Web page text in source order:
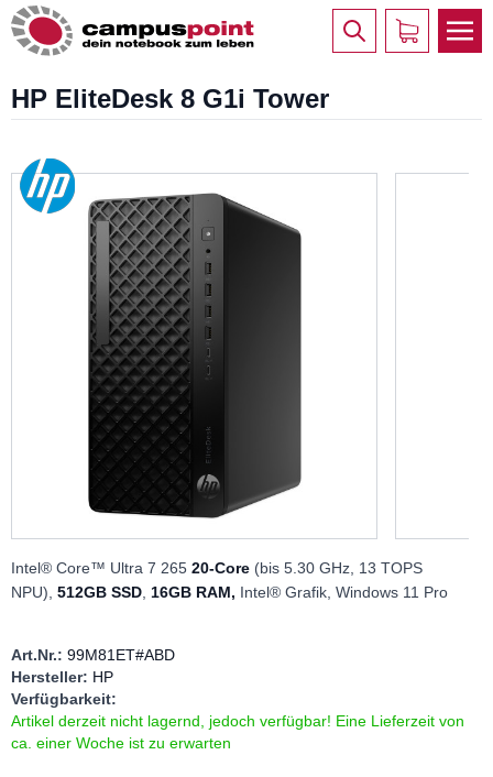
HP EliteDesk 8 G1i Tower
Intel® Core™ Ultra 7 265 20-Core (bis 5.30 GHz, 13 TOPS
NPU), 512GB SSD 16GB RAM, Intel® Grafik, Windows 11 Pro
Art.Nr.: 99M81ET#ABD
Hersteller: HP
Verfügbarkeit:
Artikel derzeit nicht lagernd, jedoch verfügbar! Eine Lieferzeit von
ca. einer Woche ist zu erwarten